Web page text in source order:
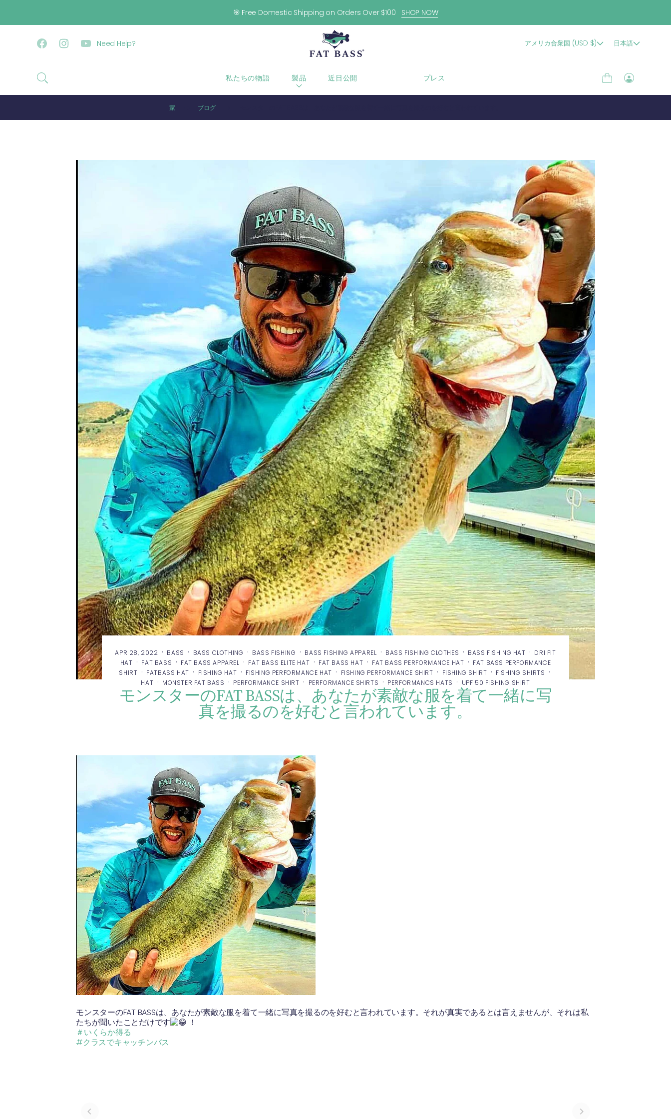
🎯 Free Domestic Shipping on Orders Over $100 SHOP NOW
Need Help? アメリカ合衆国 (USD $) 日本語
私たちの物語 製品 近日公開 プレス
カ
ロ
家 ブログ
APR 28, 2022 · BASS · BASS CLOTHING · BASS FISHING · BASS FISHING APPAREL · BASS FISHING CLOTHES · BASS FISHING HAT · DRI FIT
HAT · FAT BASS · FAT BASS APPAREL · FAT BASS ELITE HAT · FAT BASS HAT · FAT BASS PERFORMANCE HAT · FAT BASS PERFORMANCE
SHIRT · FATBASS HAT · FISHING HAT · FISHING PERFORMANCE HAT · FISHING PERFORMANCE SHIRT · FISHING SHIRT · FISHING SHIRTS ·
HAT · MONSTER FAT BASS · PERFORMANCE SHIRT · PERFORMANCE SHIRTS · PERFORMANCS HATS · UPF 50 FISHING SHIRT
モンスターのFAT BASSは、あなたが素敵な服を着て一緒に写
真を撮るのを好むと言われています。
モンスターのFAT BASSは、あなたが素敵な服を着て一緒に写真を撮るのを好むと言われています。それが真実であるとは言えませんが、それは私
たちが聞いたことだけです
！
＃いくらか得る
#クラスでキャッチンバス